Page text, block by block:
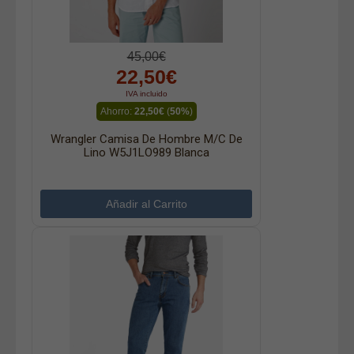
45,00€
22,50€
IVA incluido
Ahorro: 22,50€(50%)
Wrangler Camisa De Hombre M/c De
Lino W5J1LO989 Blanca